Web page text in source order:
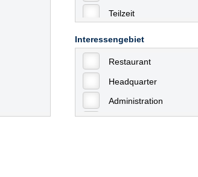
Teilzeit
Interessengebiet
Restaurant
Headquarter
Administration